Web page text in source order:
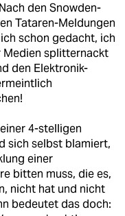
den Snowden-
Tataren-Meldungen
schon gedacht, ich
splitternackt
den Elektronik-
4-stelligen
sich selbst blamiert,
einer
bitten muss, die es,
nicht hat und nicht
bedeutet das doch: